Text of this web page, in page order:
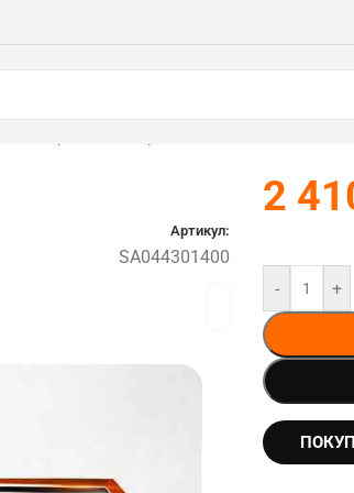
Артикул:
SA044301400
2
- +